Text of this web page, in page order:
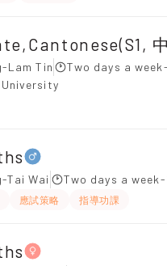
Lam Tin
Two days a
Tai Wai Two days a
應試策略 指導功課